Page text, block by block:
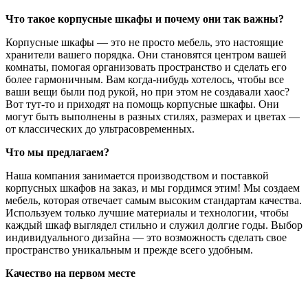
Что такое корпусные шкафы и почему они так важны?
Корпусные шкафы — это не просто мебель, это настоящие
хранители вашего порядка. Они становятся центром вашей
комнаты, помогая организовать пространство и сделать его
более гармоничным. Вам когда-нибудь хотелось, чтобы все
ваши вещи были под рукой, но при этом не создавали хаос?
Вот тут-то и приходят на помощь корпусные шкафы. Они
могут быть выполнены в разных стилях, размерах и цветах —
от классических до ультрасовременных.
Что мы предлагаем?
Наша компания занимается производством и поставкой
корпусных шкафов на заказ, и мы гордимся этим! Мы создаем
мебель, которая отвечает самым высоким стандартам качества.
Используем только лучшие материалы и технологии, чтобы
каждый шкаф выглядел стильно и служил долгие годы. Выбор
индивидуального дизайна — это возможность сделать свое
пространство уникальным и прежде всего удобным.
Качество на первом месте